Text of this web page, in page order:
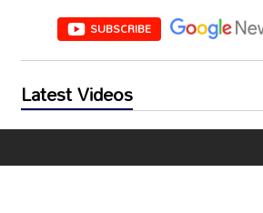
SUBSCRIBE
Latest Videos